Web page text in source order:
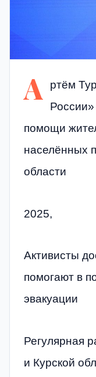
А
ртём
помощи
населённых
области
2025,
Активисты
помогают в
эвакуации
Регулярная
и Курской